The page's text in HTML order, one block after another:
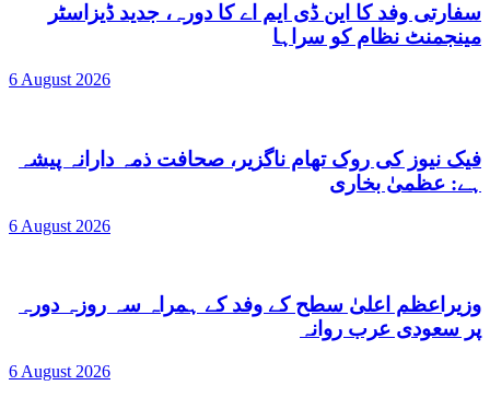
سفارتی وفد کا این ڈی ایم اے کا دورہ، جدید ڈیزاسٹر
مینجمنٹ نظام کو سراہا
6 August 2026
فیک نیوز کی روک تھام ناگزیر، صحافت ذمہ دارانہ پیشہ
ہے: عظمیٰ بخاری
6 August 2026
وزیراعظم اعلیٰ سطح کے وفد کے ہمراہ سہ روزہ دورہ
پر سعودی عرب روانہ
6 August 2026